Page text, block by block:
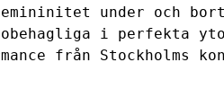
under och
i perfekta
från Stockholms